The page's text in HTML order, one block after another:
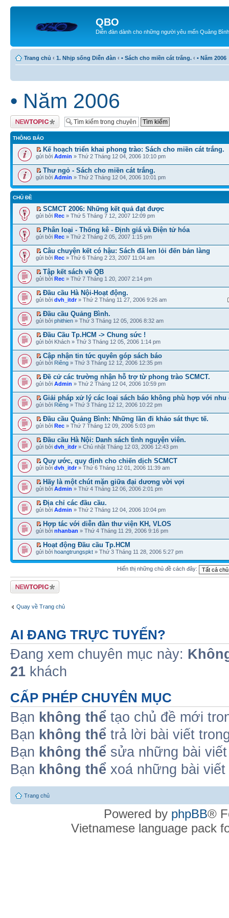
QBO
Diễn đàn dành cho những người yêu mến Quảng Bình
Trang chủ ‹ 1. Nhịp sống Diễn đàn ‹ • Sách cho miền cát trắng. ‹ • Năm 2006
• Năm 2006
Tạo chủ đề mới
THÔNG BÁO
Kế hoạch triển khai phong trào: Sách cho miền cát trắng.
gửi bởi Admin » Thứ 2 Tháng 12 04, 2006 10:10 pm
Thư ngỏ - Sách cho miền cát trắng.
gửi bởi Admin » Thứ 2 Tháng 12 04, 2006 10:01 pm
CHỦ ĐỀ
SCMCT 2006: Những kết quả đạt được
gửi bởi Rec » Thứ 5 Tháng 7 12, 2007 12:09 pm
Phân loại - Thống kê - Định giá và Điện tử hóa
gửi bởi Rec » Thứ 2 Tháng 2 05, 2007 1:15 pm
Câu chuyện kết có hậu: Sách đã len lỏi đến bản làng
gửi bởi Rec » Thứ 6 Tháng 2 23, 2007 11:04 am
Tập kết sách về QB
gửi bởi Rec » Thứ 7 Tháng 1 20, 2007 2:14 pm
Đầu cầu Hà Nội-Hoạt động.
gửi bởi dvh_itdr» Thứ 2 Tháng 11 27, 2006 9:26 am
Đầu cầu Quảng Bình.
gửi bởi phithien » Thứ 3 Tháng 12 05, 2006 8:32 am
Đầu Cầu Tp.HCM -> Chung sức !
gửi bởi Khách » Thứ 3 Tháng 12 05, 2006 1:14 pm
Cập nhận tin tức quyên góp sách báo
gửi bởi Riêng » Thứ 3 Tháng 12 12, 2006 12:35 pm
Đề cử các trường nhận hỗ trợ từ phong trào SCMCT.
gửi bởi Admin » Thứ 2 Tháng 12 04, 2006 10:59 pm
Giải pháp xử lý các loại sách báo không phù hợp với nhu
gửi bởi Riêng » Thứ 3 Tháng 12 12, 2006 10:22 pm
Đầu cầu Quảng Bình: Những lần đi khảo sát thực tế.
gửi bởi Rec » Thứ 7 Tháng 12 09, 2006 5:03 pm
Đầu cầu Hà Nội: Danh sách tình nguyện viên.
gửi bởi dvh_itdr » Chủ nhật Tháng 12 03, 2006 12:43 pm
Quy ước, quy định cho chiến dịch SCMCT
gửi bởi dvh_itdr» Thứ 6 Tháng 12 01, 2006 11:39 am
Hãy là một chút mặn giữa đại dương vời vợi
gửi bởi Admin » Thứ 4 Tháng 12 06, 2006 2:01 pm
Địa chỉ các đầu cầu.
gửi bởi Admin » Thứ 2 Tháng 12 04, 2006 10:04 pm
Hợp tác với diễn đàn thư viện KH, VLOS
gửi bởi nhanban » Thứ 4 Tháng 11 29, 2006 9:16 pm
Hoạt động Đầu cầu Tp.HCM
gửi bởi hoangtrungspkt » Thứ 3 Tháng 11 28, 2006 5:27 pm
Hiển thị những chủ đề cách đây:
Tạo chủ đề mới
Quay về Trang chủ
AI ĐANG TRỰC TUYẾN?
Đang xem chuyên mục này:
21 khách
CẤP PHÉP CHUYÊN MỤC
Bạn không thể tạo chủ đề mới
Bạn không thể trả lời bài viết
Bạn không thể sửa những bài
Bạn không thể xoá những bài
Trang chủ
Powered by phpBB®
Vietnamese language pack